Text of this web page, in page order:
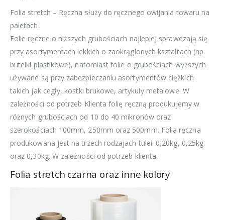
Folia stretch – Ręczna służy do ręcznego owijania towaru na
paletach.
Folie ręczne o niższych grubościach najlepiej sprawdzają się
przy asortymentach lekkich o zaokrąglonych kształtach (np.
butelki plastikowe), natomiast folie o grubościach wyższych
używane są przy zabezpieczaniu asortymentów ciężkich
takich jak cegły, kostki brukowe, artykuły metalowe. W
zależności od potrzeb Klienta folię ręczną produkujemy w
różnych grubościach od 10 do 40 mikronów oraz
szerokościach 100mm, 250mm oraz 500mm. Folia ręczna
produkowana jest na trzech rodzajach tulei: 0,20kg, 0,25kg
oraz 0,30kg. W zależności od potrzeb klienta.
Folia stretch czarna oraz inne kolory